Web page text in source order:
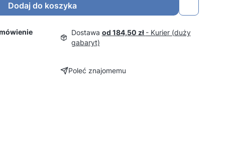
Dodaj do koszyka
Dostawa od 184,50 zł - Kurier (duży
gabaryt)
Poleć znajomemu